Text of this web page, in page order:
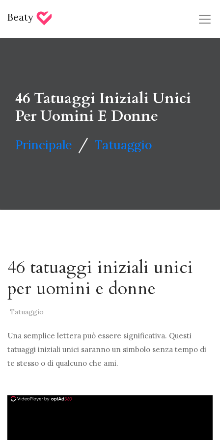
Beaty
46 Tatuaggi Iniziali Unici
Per Uomini E Donne
Principale / Tatuaggio
46 tatuaggi iniziali unici
per uomini e donne
Tatuaggio
Una semplice lettera può essere significativa. Questi
tatuaggi iniziali unici saranno un simbolo senza tempo di
te stesso o di qualcuno che ami.